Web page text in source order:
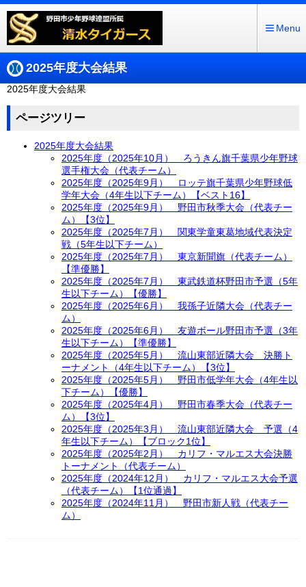
Menu
2025年度大会結果
2025年度大会結果
ページツリー
2025年度大会結果
2025年度（2025年10月） ろうきん旗千葉県少年野球
選手権大会（代表チーム）
2025年度（2025年9月） ロッテ旗千葉県少年野球低
学年大会（4年生以下チーム）【ベスト16】
2025年度（2025年9月） 野田市秋季大会（代表チー
ム）【3位】
2025年度（2025年7月） 関東学童東葛地域代表決定
戦（5年生以下チーム）
2025年度（2025年7月） 東京新聞旗（代表チーム）
【準優勝】
2025年度（2025年7月） 東武鉄道杯野田市予選（5年
生以下チーム）【優勝】
2025年度（2025年6月） 我孫子近隣大会（代表チー
ム）
2025年度（2025年6月） 友遊ボール野田市予選（3年
生以下チーム）【準優勝】
2025年度（2025年5月） 流山東部近隣大会 決勝ト
ーナメント（4年生以下チーム）【3位】
2025年度（2025年5月） 野田市低学年大会（4年生以
下チーム）【優勝】
2025年度（2025年4月） 野田市春季大会（代表チー
ム）【3位】
2025年度（2025年3月） 流山東部近隣大会 予選（4
年生以下チーム）【ブロック1位】
2025年度（2025年2月） カリフ・マルエス大会決勝
トーナメント（代表チーム）
2025年度（2024年12月） カリフ・マルエス大会予選
（代表チーム）【1位通過】
2025年度（2024年11月） 野田市新人戦（代表チー
ム）